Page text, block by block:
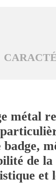
métal
de
et